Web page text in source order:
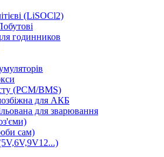
(LiSOCl2)
годинников
(PCM/BMS)
для АКБ
для зварювання
сам)